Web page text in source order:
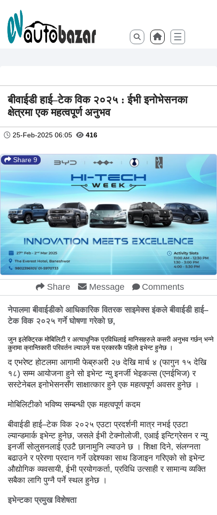
☰
बीवाईडी हाई–टेक विक २०२५ : ईभी इनोभेसनका
क्षेत्रमा एक महत्वपूर्ण अनुभव
25-Feb-2025 06:05 416
Share 9
Share Message Comments
नेपालमा बीवाईडीको आधिकारिक वितरक साइमेक्स इंकले बीवाईडी हाई–
टेक विक २०२५ गर्ने घोषणा गरेको छ,
जुन इलेक्ट्रिक मोबिलिटी र अत्याधुनिक प्रविधिलाई मानिसहरुले कसरी अनुभव गर्छन् भन्ने
कुरामा क्रान्तिकारी परिवर्तन ल्याउने यस प्रकारकै पहिलो इभेन्ट हुनेछ ।
द एभरेष्ट होटलमा आगामी फेब्रुअरी २७ देखि मार्च ४ (फागुन १५ देखि
१८) सम्म आयोजना हुने सो इभेन्ट न्यु इनर्जी भेइकल्स (एनईभिज) र
सस्टेनेबल इनोभेसनसँग साक्षात्कार हुने एक महत्वपूर्ण अवसर हुनेछ ।
मोबिलिटीको भविष्य सम्बन्धी एक महत्वपूर्ण कदम
बीवाईडी हाई–टेक विक २०२५ एउटा प्रदर्शनी मात्र नभई एउटा
ल्यान्डमार्क इभेन्ट हुनेछ, जसले ईभी टेक्नोलोजी, एआई इन्टिग्रेसन र न्यु
इनर्जी सोलुसनलाई एउटै छानामुनि ल्याउने छ । शिक्षा दिने, संलग्नता
बढाउने र प्रेरणा प्रदान गर्ने उद्देश्यका साथ डिजाइन गरिएको सो इभेन्ट
औद्योगिक व्यवसायी, ईभी प्रयोगकर्ता, प्रविधि उत्साही र सामान्य व्यक्ति
सबैका लागि पुग्नै पर्ने स्थल हुनेछ ।
इभेन्टका प्रमुख विशेषता